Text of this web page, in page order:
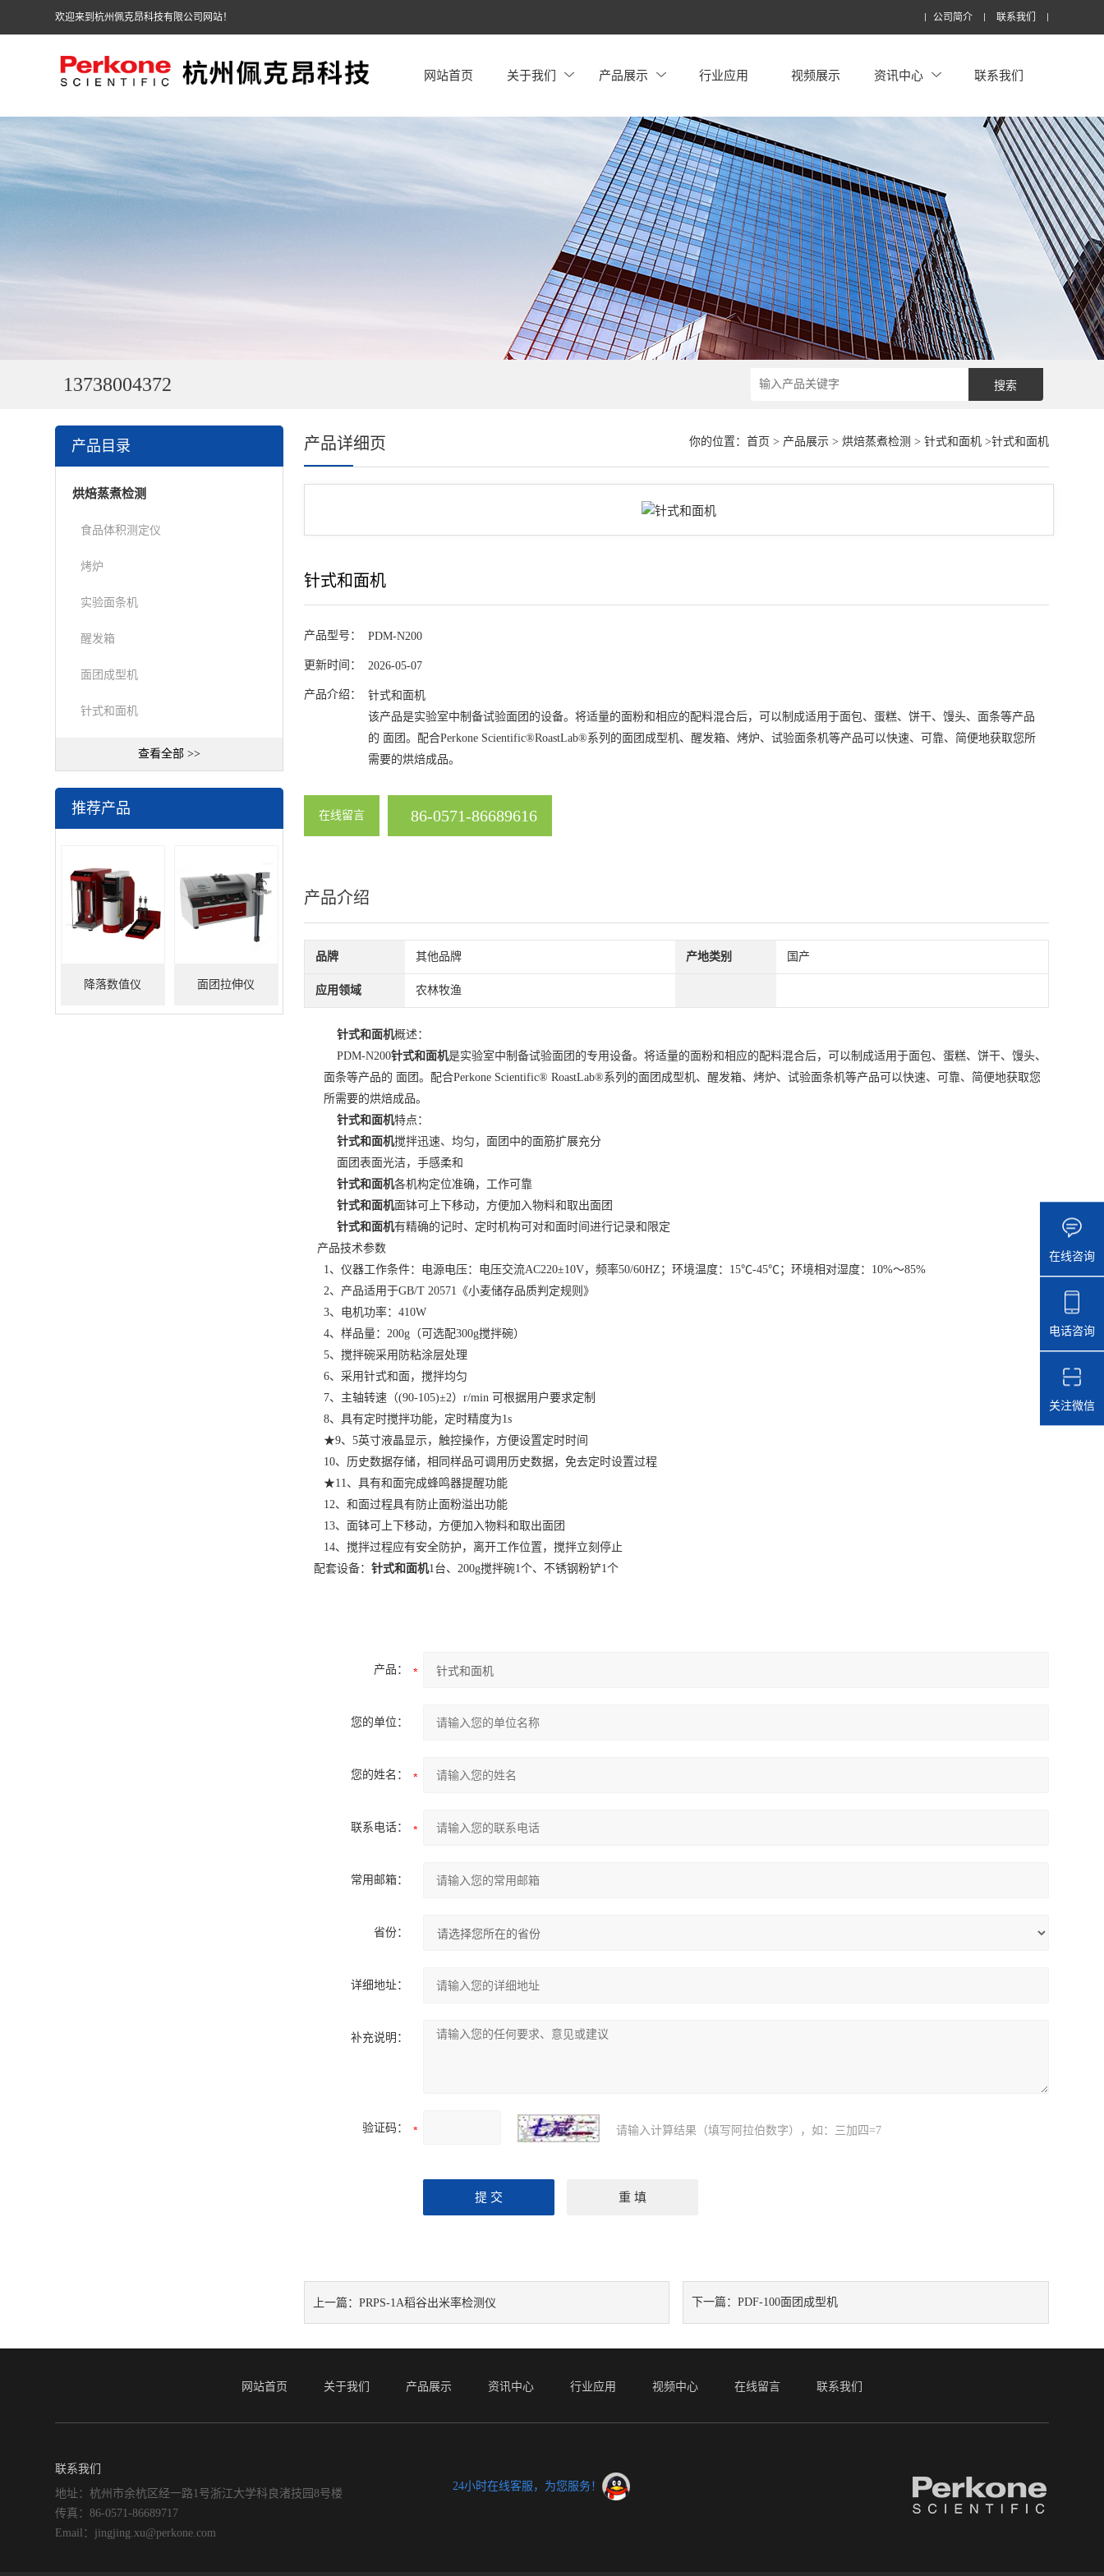
欢迎来到杭州佩克昂科技有限公司网站！ 公司简介 联系我们
网站首页 关于我们 产品展示 行业应用 视频展示 资讯中心 联系我们
13738004372
产品目录
烘焙蒸煮检测
食品体积测定仪
烤炉
实验面条机
醒发箱
面团成型机
针式和面机
查看全部 >>
推荐产品
降落数值仪 面团拉伸仪
你的位置： 首页 > 产品展示> 烘焙蒸煮检测 > 针式和面机>针式和面机
产品详细页
针式和面机
产品型号： PDM-N200
更新时间： 2026-05-07
产品介绍：
针式和面机
该产品是实验室中制备试验面团的设备。将适量的面粉和相应的配料混合后，可以制成适用于面包、蛋糕、饼干、馒头、面条等产品
的 面团。配合Perkone Scientific®RoastLab®系列的面团成型机、醒发箱、烤炉、试验面条机等产品可以快速、可靠、简便地获取您所
需要的烘焙成品。
在线留言 86-0571-86689616
产品介绍
品牌 其他品牌 产地类别 国产
应用领域 农林牧渔
针式和面机概述：
PDM-N200针式和面机是实验室中制备试验面团的专用设备。将适量的面粉和相应的配料混合后，可以制成适用于面包、蛋糕、饼干、馒头、
面条等产品的 面团。配合Perkone Scientific® RoastLab®系列的面团成型机、醒发箱、烤炉、试验面条机等产品可以快速、可靠、简便地获取您
所需要的烘焙成品。
针式和面机特点：
针式和面机搅拌迅速、均匀，面团中的面筋扩展充分
面团表面光洁，手感柔和
针式和面机各机构定位准确，工作可靠
针式和面机面钵可上下移动，方便加入物料和取出面团
针式和面机有精确的记时、定时机构可对和面时间进行记录和限定
产品技术参数
1、仪器工作条件：电源电压：电压交流AC220±10V，频率50/60HZ；环境温度：15℃-45℃；环境相对湿度：10%～85%
2、产品适用于GB/T 20571《小麦储存品质判定规则》
3、电机功率：410W
4、样品量：200g（可选配300g搅拌碗）
5、搅拌碗采用防粘涂层处理
6、采用针式和面，搅拌均匀
7、主轴转速（(90-105)±2）r/min 可根据用户要求定制
8、具有定时搅拌功能，定时精度为1s
★9、5英寸液晶显示，触控操作，方便设置定时时间
10、历史数据存储，相同样品可调用历史数据，免去定时设置过程
★11、具有和面完成蜂鸣器提醒功能
12、和面过程具有防止面粉溢出功能
13、面钵可上下移动，方便加入物料和取出面团
14、搅拌过程应有安全防护，离开工作位置，搅拌立刻停止
配套设备： 针式和面机1台、200g搅拌碗1个、不锈钢粉铲1个
产品：
您的单位：
您的姓名：
联系电话：
常用邮箱：
省份：
详细地址：
补充说明：
验证码： 请输入计算结果（填写阿拉伯数字），如：三加四=7
上一篇： PRPS-1A稻谷出米率检测仪 下一篇：PDF-100面团成型机
网站首页 关于我们 产品展示 资讯中心 行业应用 视频中心 在线留言 联系我们
联系我们
地址：杭州市余杭区经一路1号浙江大学科良渚技园8号楼
传真：86-0571-86689717
Email：jingjing.xu@perkone.com
24小时在线客服，为您服务！
在线咨询
电话咨询
关注微信